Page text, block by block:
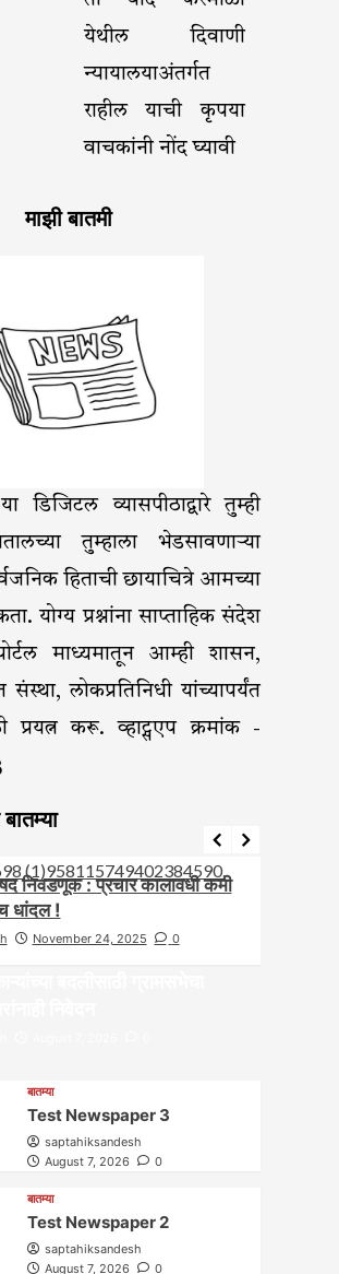
येथील दिवाणी
न्यायालयाअंतर्गत
राहील याची कृपया
वाचकांनी नोंद घ्यावी
माझी बातमी
डिजिटल व्यासपीठाद्वारे तुम्ही
तुम्हाला भेडसावणाऱ्या
हिताची छायाचित्रे आमच्या
योग्य प्रश्नांना साप्ताहिक संदेश
माध्यमातून आम्ही शासन,
लोकप्रतिनिधी यांच्यापर्यंत
प्रयत्न करू. व्हाट्सएप क्रमांक -
राजकीय
निवडणूक : प्रचार कालावधी कमी
धांदल !
November 24, 2025 0
बातम्या
Test Newspaper 3
saptahiksandesh
August 7, 2026
0
बातम्या
Test Newspaper 2
saptahiksandesh
August 7, 2026
0